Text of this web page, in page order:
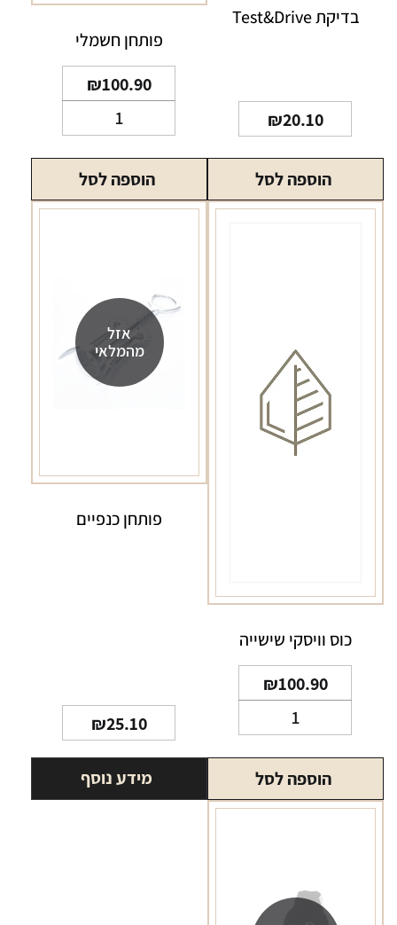
בדיקת Test&Drive
₪20.10
הוספה לסל
פותחן חשמלי
₪100.90
של
פותחן
חשמלי
הוספה לסל
כוס וויסקי שישייה
₪100.90
של
כוס
וויסקי
שישייה
הוספה לסל
אזל
מהמלאי
פותחן כנפיים
₪25.10
מידע נוסף